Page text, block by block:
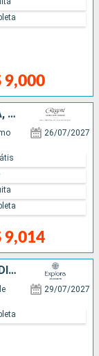
9,000
SUÃCIA, FINLÃNDIA, ESTÃNIA, LETÔNIA, POLÓNIA, ALEMANHA, DINAMARCA
26/07/2027
9,014
ALEMANHA, SUÃCIA, ESTÃNIA, FINLÃNDIA, DINAMARCA, NORUEGA
29/07/2027